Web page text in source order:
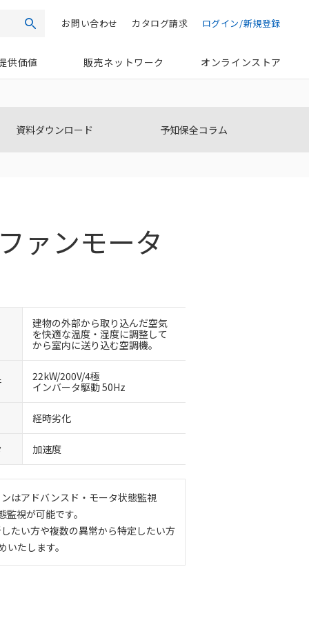
検索 ログイン/新規登録
カタログ請求
お問い合わせ
供価値 販売ネットワーク オンラインストア
資料ダウンロード 予知保全コラム
ァンモータ
建物の外部から取り込んだ空気
を快適な温度・湿度に調整して
から室内に送り込む空調機。
22kW/200V/4極
インバータ駆動 50Hz
経時劣化
加速度
はアドバンスド・モータ状態監視
視が可能です。
たい方や複数の異常から特定したい方
いたします。